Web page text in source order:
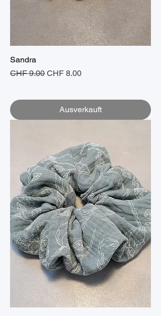
Sandra
Standardpreis
CHF 9.00 Sale-Preis
CHF 8.00
Ausverkauft